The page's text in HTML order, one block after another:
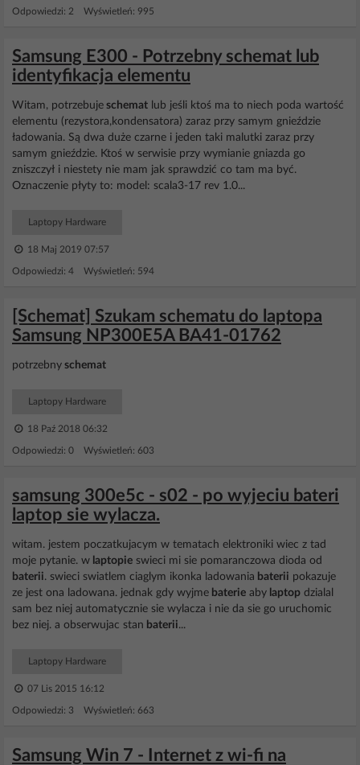
Odpowiedzi: 2 Wyświetleń: 995
Samsung E300 - Potrzebny schemat lub
identyfikacja elementu
Witam, potrzebuje schemat lub jeśli ktoś ma to niech poda wartość
elementu (rezystora,kondensatora) zaraz przy samym gnieździe
ładowania. Są dwa duże czarne i jeden taki malutki zaraz przy
samym gnieździe. Ktoś w serwisie przy wymianie gniazda go
zniszczył i niestety nie mam jak sprawdzić co tam ma być.
Oznaczenie płyty to: model: scala3-17 rev 1.0...
Laptopy Hardware
18 Maj 2019 07:57
Odpowiedzi: 4 Wyświetleń: 594
[Schemat] Szukam schematu do laptopa
Samsung NP300E5A BA41-01762
potrzebny schemat
Laptopy Hardware
18 Paź 2018 06:32
Odpowiedzi: 0 Wyświetleń: 603
samsung 300e5c - s02 - po wyjeciu bateri
laptop sie wylacza.
witam. jestem poczatkujacym w tematach elektroniki wiec z tad
moje pytanie. w laptopie swieci mi sie pomaranczowa dioda od
baterii. swieci swiatlem ciaglym ikonka ladowania baterii pokazuje
ze jest ona ladowana. jednak gdy wyjme baterie aby laptop dzialal
sam bez niej automatycznie sie wylacza i nie da sie go uruchomic
bez niej. a obserwujac stan baterii...
Laptopy Hardware
07 Lis 2015 16:12
Odpowiedzi: 3 Wyświetleń: 663
Samsung Win 7 - Internet z wi-fi na